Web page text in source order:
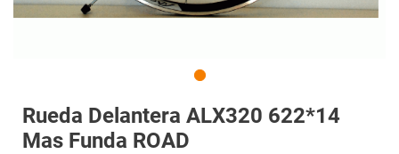
Rueda Delantera ALX320 622*14
Mas Funda ROAD